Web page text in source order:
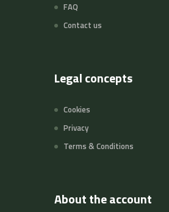
FAQ
Contact us
Legal concepts
Cookies
Privacy
Terms & Conditions
About the account